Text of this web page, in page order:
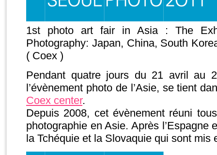
1st photo art fair in Asia : The
Photography: Japan, China, South
( Coex )
Pendant quatre jours du 21 avril au
l’évènement photo de l’Asie, se tient
Coex center.
Depuis 2008, cet évènement réuni
photographie en Asie. Après l’Espagne
la Tchéquie et la Slovaquie qui sont mis